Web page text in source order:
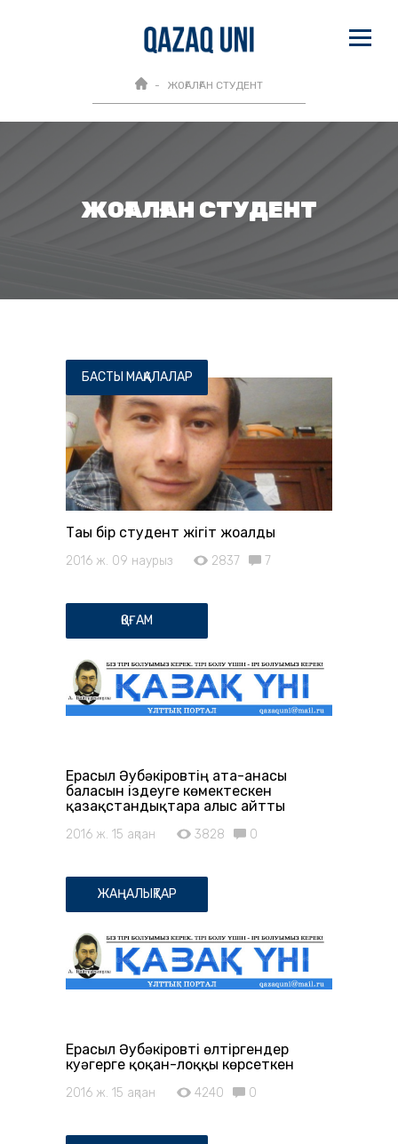
ЖОҒАЛҒАН СТУДЕНТ
ЖОҒАЛҒАН СТУДЕНТ
БАСТЫ МАҚАЛАЛАР
Тағы бір студент жігіт жоғалды
2016 ж. 09 наурыз 2837 7
ҚОҒАМ
Ерасыл Әубәкіровтің ата-анасы
баласын іздеуге көмектескен
қазақстандықтарға алғыс айтты
2016 ж. 15 ақпан 3828 0
ЖАҢАЛЫҚТАР
Ерасыл Әубәкіровті өлтіргендер
куәгерге қоқан-лоққы көрсеткен
2016 ж. 15 ақпан 4240 0